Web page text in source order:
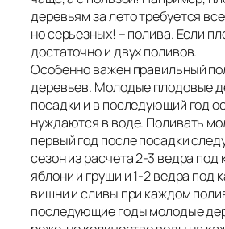
деревьям за лето требуется
но серьезных! – полива. Если
достаточно и двух поливов.
Особенно важен правильный
деревьев. Молодые плодовые
посадки и в последующий год
нуждаются в воде. Поливать
первый год после посадки
сезон из расчета 2-3 ведра
яблони и груши и 1-2 ведра под
вишни и сливы при каждом
последующие годы молодые